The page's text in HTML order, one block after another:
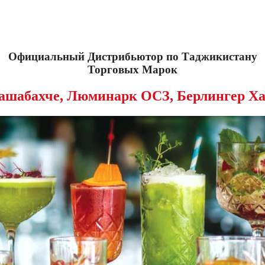
Официальный Дистрибьютор по Таджикистану
Торговых Марок
Люминарк ОСЗ, Берлингер